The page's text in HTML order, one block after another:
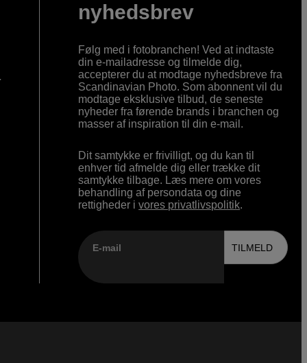
nyhedsbrev
Følg med i fotobranchen! Ved at indtaste
din e-mailadresse og tilmelde dig,
accepterer du at modtage nyhedsbreve fra
Scandinavian Photo. Som abonnent vil du
modtage eksklusive tilbud, de seneste
nyheder fra førende brands i branchen og
masser af inspiration til din e-mail.
Dit samtykke er frivilligt, og du kan til
enhver tid afmelde dig eller trække dit
samtykke tilbage. Læs mere om vores
behandling af persondata og dine
rettigheder ivores privatlivspolitik.
E-mail TILMELD